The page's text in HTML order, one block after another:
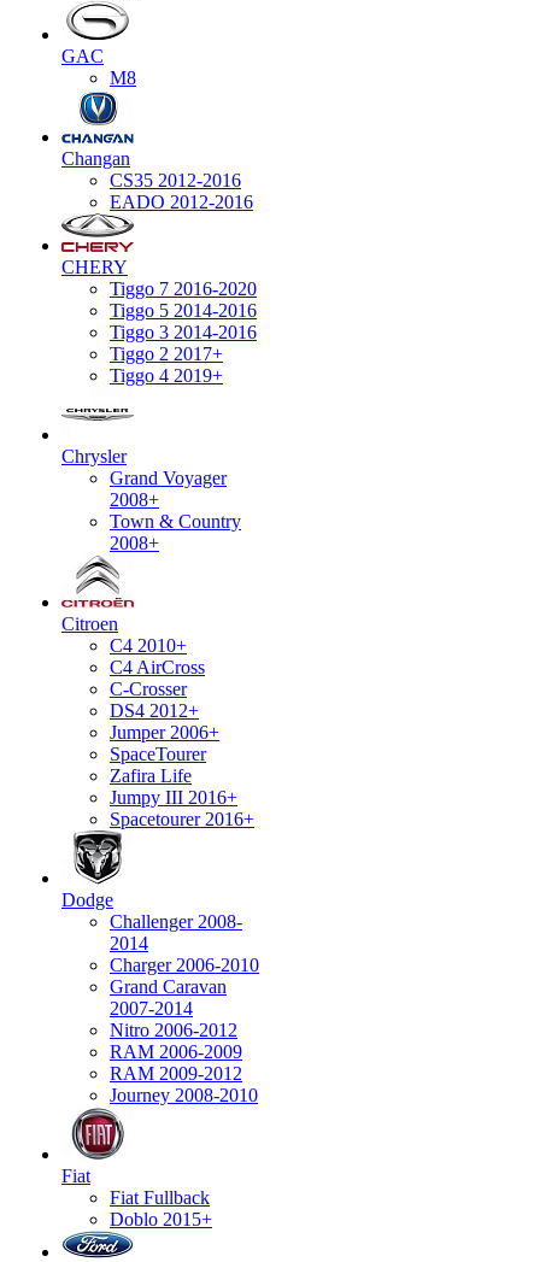
GAC
M8
Changan
CS35 2012-2016
EADO 2012-2016
CHERY
Tiggo 7 2016-2020
Tiggo 5 2014-2016
Tiggo 3 2014-2016
Tiggo 2 2017+
Tiggo 4 2019+
Chrysler
Grand Voyager
2008+
Town & Country
2008+
Citroen
C4 2010+
C4 AirCross
C-Crosser
DS4 2012+
Jumper 2006+
SpaceTourer
Zafira Life
Jumpy III 2016+
Spacetourer 2016+
Dodge
Challenger 2008-
2014
Charger 2006-2010
Grand Caravan
2007-2014
Nitro 2006-2012
RAM 2006-2009
RAM 2009-2012
Journey 2008-2010
Fiat
Fiat Fullback
Doblo 2015+